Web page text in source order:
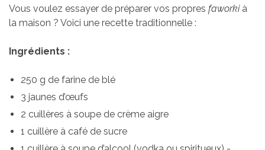
Vous voulez essayer de préparer vos propres faworkià
la maison ? Voici une recette traditionnelle :
Ingrédients :
250 g de farine de blé
3 jaunes d’œufs
2 cuillères à soupe de crème aigre
1 cuillère à café de sucre